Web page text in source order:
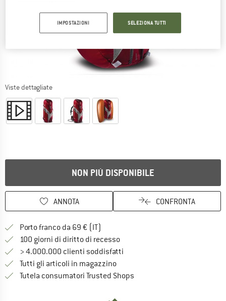
Viste dettagliate
NON PIÙ DISPONIBILE
ANNOTA CONFRONTA
Porto franco da 69 € (IT)
100 giorni di diritto di recessoVai alla politica di recesso qui
> 4.000.000 clienti soddisfatti
Tutti gli articoli in magazzino
Tutela consumatori Trusted Shops
IMPOSTAZIONI SELEZIONA TUTTI